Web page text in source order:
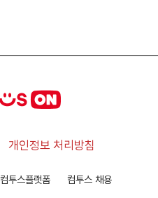
개인정보 처리방침
컴투스플랫폼 컴투스 채용